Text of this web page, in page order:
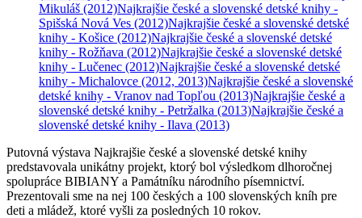
Mikuláš (2012)Najkrajšie české a slovenské detské knihy -
Spišská Nová Ves (2012)Najkrajšie české a slovenské detské
knihy - Košice (2012)Najkrajšie české a slovenské detské
knihy - Rožňava (2012)Najkrajšie české a slovenské detské
knihy - Lučenec (2012)Najkrajšie české a slovenské detské
knihy - Michalovce (2012, 2013)Najkrajšie české a slovenské
detské knihy - Vranov nad Topľou (2013)Najkrajšie české a
slovenské detské knihy - Petržalka (2013)Najkrajšie české a
slovenské detské knihy - Ilava (2013)
Putovná výstava Najkrajšie české a slovenské detské knihy
predstavovala unikátny projekt, ktorý bol výsledkom dlhoročnej
spolupráce BIBIANY a Památníku národního písemnictví.
Prezentovali sme na nej 100 českých a 100 slovenských kníh pre
deti a mládež, ktoré vyšli za posledných 10 rokov.